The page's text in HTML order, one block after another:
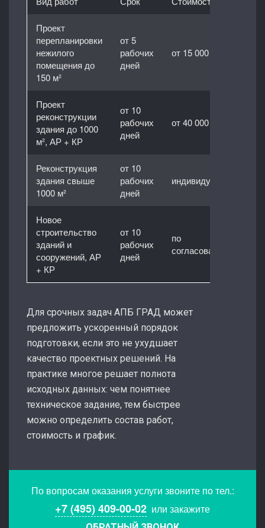
Проект
перепланировки
нежилого
помещения до
150 м²
от 5
рабочих
дней
от 15 000 руб
Проект
реконструкции
здания до 1000
м², АР + КР
от 10
рабочих
дней
от 40 000 руб
Реконструкция
здания свыше
1000 м²
от 10
рабочих
дней
индивидуально
Новое
строительство
зданий и
сооружений, АР
+ КР
от 10
рабочих
дней
по
согласованию
Для срочных задач АПБ ГРАД может
предложить ускоренный порядок
подготовки, если это не ухудшает
качество проектных решений. На
практике многое решает полнота
исходных данных: чем понятнее
техническое задание, тем быстрее
можно определить состав работ,
стоимость и график.
По вопросам оказания услуги звоните по тел.:
+7 (495) 409-00-02 или закажите